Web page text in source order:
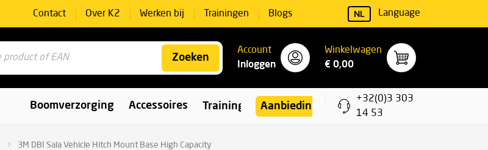
Contact Over K2 Werken bij Trainingen Blogs NL Language
Zoeken
Account
Inloggen
Winkelwagen
€ 0,00
Boomverzorging Accessoires Trainingen Aanbiedingen
+32(0)3 303
14 53
3M DBI Sala Vehicle Hitch Mount Base High Capacity